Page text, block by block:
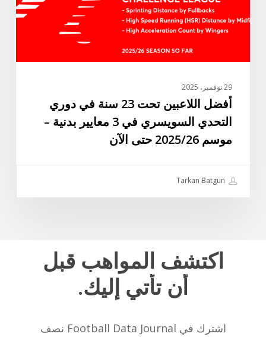
التحدي
السويسري
موسم
2025/26
29 نوفمبر، 2025
أفضل اللاعبين تحت 23 سنة في دوري
التحدي السويسري في 3 معايير بدنية –
موسم 2025/26 حتى الآن
اكتشف المواهب قبل
أن تأتي إليك.
اشترك في Football Data Journal نصف